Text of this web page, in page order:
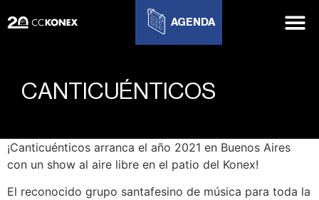
AGENDA
CANTICUÉNTICOS
¡Canticuénticos arranca el año 2021 en Buenos Aires
con un show al aire libre en el patio del Konex!
El reconocido grupo santafesino de música para toda la